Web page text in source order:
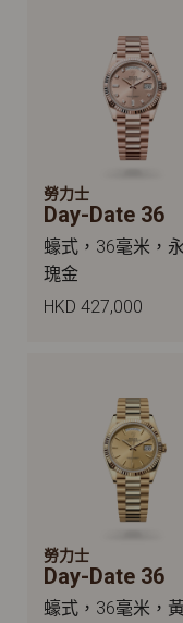
勞力士
Day-Date 36
蠔式，36毫米，
瑰金
HKD 427,000
勞力士
Day-Date 36
蠔式，36毫米，